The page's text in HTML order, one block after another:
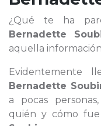
¿Qué te ha
Bernadette
aquella
Evidentemente
Bernadette
a pocas
quién y cómo